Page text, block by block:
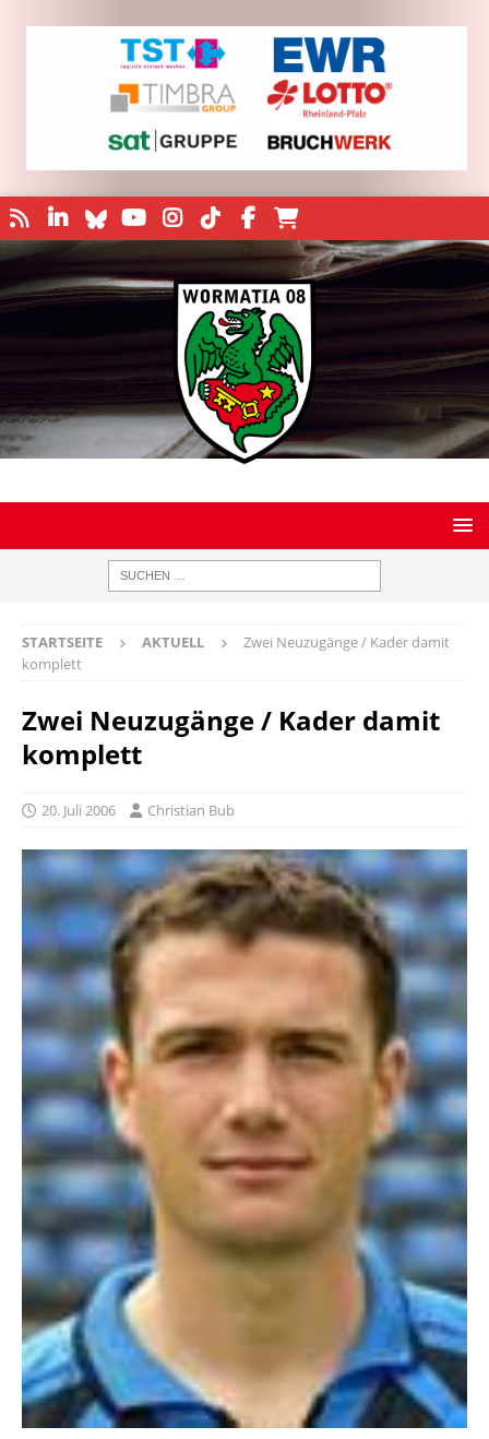
STARTSEITE AKTUELL
Zwei Neuzugänge / Kader damit
komplett
Zwei Neuzugänge / Kader damit
komplett
20. Juli 2006 Christian Bub